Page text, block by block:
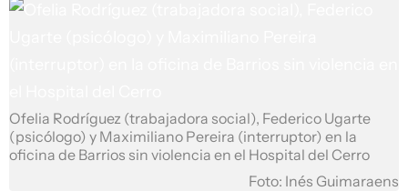
Ofelia Rodríguez (trabajadora social), Federico Ugarte
(psicólogo) y Maximiliano Pereira (interruptor) en la
oficina de Barrios sin violencia en el Hospital del Cerro
Foto: Inés Guimaraens